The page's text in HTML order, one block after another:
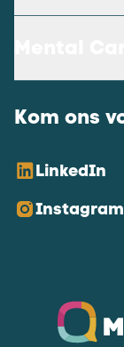
Kom ons
LinkedIn
Instagram